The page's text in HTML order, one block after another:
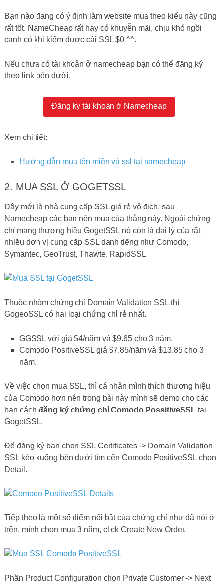
Bạn nào đang có ý định làm website mua theo kiểu này cũng
rất tốt. NameCheap rất hay có khuyễn mãi, chịu khó ngồi
canh có khi kiếm được cái SSL $0 ^^.
Nếu chưa có tài khoản ở namecheap bạn có thể đăng ký
theo link bên dưới.
Đăng ký tài khoản ở Namecheap
Xem chi tiết:
Hướng dẫn mua tên miền và ssl tại namecheap
2. MUA SSL Ở GOGETSSL
Đây mới là nhà cung cấp SSL giá rẻ vô địch, sau
Namecheap các bạn nên mua của thằng này. Ngoài chứng
chỉ mang thương hiệu GogetSSL nó còn là đại lý của rất
nhiều đơn vị cung cấp SSL danh tiếng như Comodo,
Symantec, GeoTrust, Thawte, RapidSSL.
Thuộc nhóm chứng chỉ Domain Validation SSL thì
GogeoSSL có hai loại chứng chỉ rẻ nhất.
GGSSL với giá $4/năm và $9.65 cho 3 năm.
Comodo PositiveSSL giá $7.85/năm và $13.85 cho 3
năm.
Về việc chọn mua SSL, thì cá nhân mình thích thương hiệu
của Comodo hơn nên trong bài này mình sẽ demo cho các
bạn cách đăng ký chứng chỉ Comodo PossitiveSSLtại
GogetSSL.
Để đăng ký bạn chọn SSL Certificates -> Domain Validation
SSL kéo xuống bên dưới tìm đến Comodo PositiveSSL chọn
Detail.
Tiếp theo là một số điểm nổi bật của chứng chỉ như đã nói ở
trên, mình chọn mua 3 năm, click Create New Order.
Phần Product Configuration chọn Private Customer -> Next